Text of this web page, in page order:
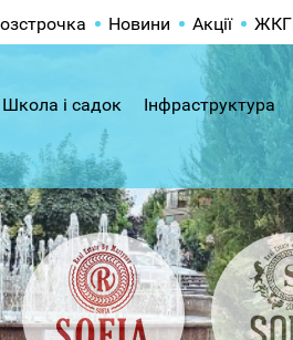
Новини Акції ЖКГ
Школа і садок Інфраструктура